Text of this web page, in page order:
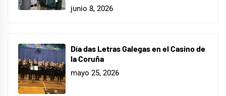
junio 8, 2026
Día das Letras Galegas en el Casino de
la Coruña
mayo 25, 2026